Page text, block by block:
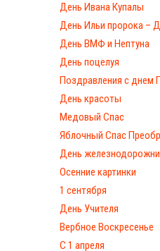
День Ивана Купалы
День Ильи пророка –
День ВМФ и Нептуна
День поцелуя
Поздравления с
День красоты
Медовый Спас
Яблочный Спас
День
Осенние картинки
1 сентября
День Учителя
Вербное Воскресенье
С 1 апреля